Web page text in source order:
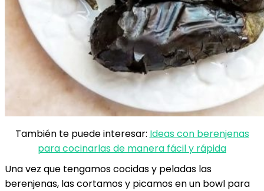
También te puede interesar: Ideas con berenjenas
para cocinarlas de manera fácil y rápida
Una vez que tengamos cocidas y peladas las
berenjenas, las cortamos y picamos en un bowl para